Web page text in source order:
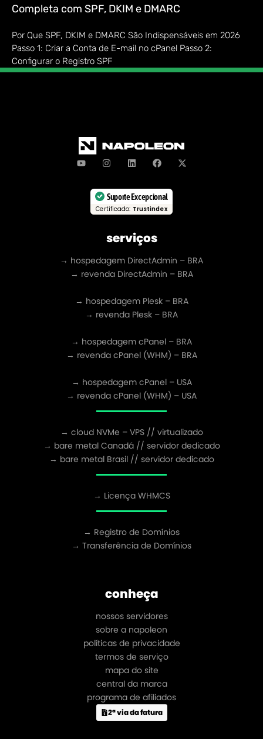
Completa com SPF, DKIM e DMARC
Por Que SPF, DKIM e DMARC São Indispensáveis em 2026
Passo 1: Criar a Conta de E-mail no cPanel Passo 2:
Configurar o Registro SPF
Suporte Excepcional
Certificado: Trustindex
serviços
→ hospedagem DirectAdmin – BRA
→ revenda DirectAdmin – BRA
→ hospedagem Plesk – BRA
→ revenda Plesk – BRA
→ hospedagem cPanel – BRA
→ revenda cPanel (WHM) – BRA
→ hospedagem cPanel – USA
→ revenda cPanel (WHM) – USA
→ cloud NVMe – VPS // virtualizado
→ bare metal Canadá // servidor dedicado
→ bare metal Brasil // servidor dedicado
→ Licença WHMCS
→ Registro de Domínios
→ Transferência de Domínios
conheça
nossos servidores
sobre a napoleon
políticas de privacidade
termos de serviço
mapa do site
central da marca
programa de afiliados
2ª via da fatura